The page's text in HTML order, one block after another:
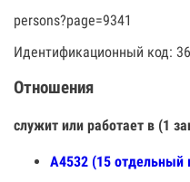
persons?page=9341
Идентификационный код:
Отношения
служит или работает в (1
А4532 (15 отдельный